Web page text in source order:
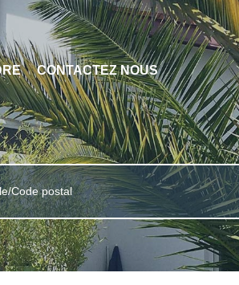
CONTACTEZ NOUS
Code postal